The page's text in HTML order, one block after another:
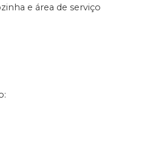
e área de serviço